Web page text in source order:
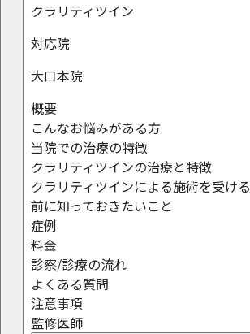
クラリティツイン
対応院
大口本院
概要
こんなお悩みがある方
当院での治療の特徴
クラリティツインの治療と特徴
クラリティツインによる施術を受ける
前に知っておきたいこと
症例
料金
診察/診療の流れ
よくある質問
注意事項
監修医師